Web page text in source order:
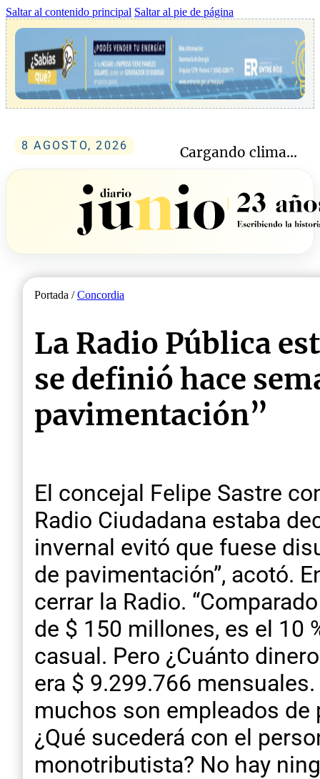
Saltar al contenido principal Saltar al pie de página
8 AGOSTO, 2026 Cargando clima...
Portada /Concordia
La Radio Pública
se definió hace
pavimentación”
El concejal Felipe Sastre
Radio Ciudadana estaba
invernal evitó que fuese
de pavimentación”, acotó.
cerrar la Radio.
de $ 150 millones, es el 10
casual. Pero ¿Cuánto
era $ 9.299.766
muchos son empleados
¿Qué sucederá con el
monotributista? No hay